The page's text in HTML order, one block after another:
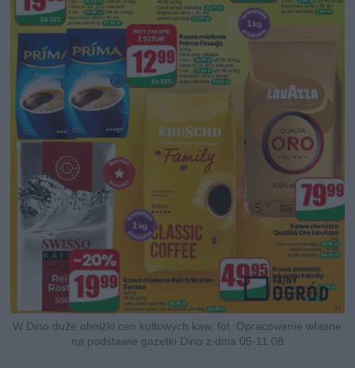
W Dino duże obniżki cen kultowych kaw, fot. Opracowanie własne
na podstawie gazetki Dino z dnia 05-11.08